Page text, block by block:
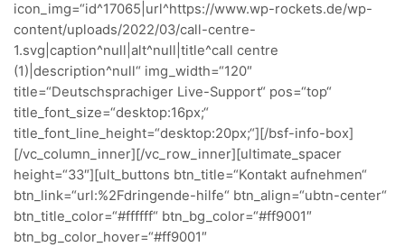
icon_img=“id^17065|url^https://www.wp-rockets.de/wp-
content/uploads/2022/03/call-centre-
1.svg|caption^null|alt^null|title^call centre
(1)|description^null“ img_width=“120″
title=“Deutschsprachiger Live-Support“ pos=“top“
title_font_size=“desktop:16px;“
title_font_line_height=“desktop:20px;“][/bsf-info-box]
[/vc_column_inner][/vc_row_inner][ultimate_spacer
height=“33″][ult_buttons btn_title=“Kontakt aufnehmen“
btn_link=“url:%2Fdringende-hilfe“ btn_align=“ubtn-center“
btn_title_color=“#ffffff“ btn_bg_color=“#ff9001″
btn_bg_color_hover=“#ff9001″